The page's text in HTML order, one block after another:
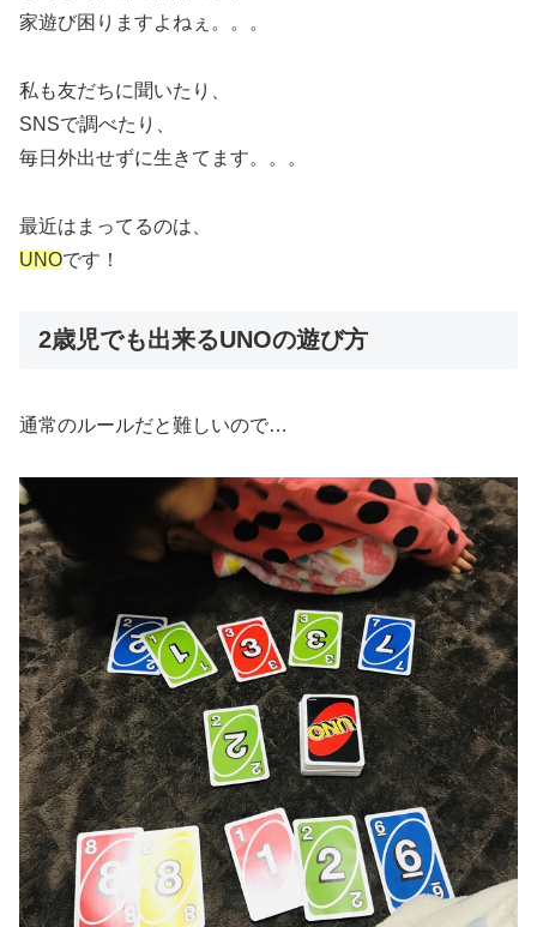
家遊び困りますよねぇ。。。
私も友だちに聞いたり、
SNSで調べたり、
毎日外出せずに生きてます。。。
最近はまってるのは、
UNOです！
2歳児でも出来るUNOの遊び方
通常のルールだと難しいので…